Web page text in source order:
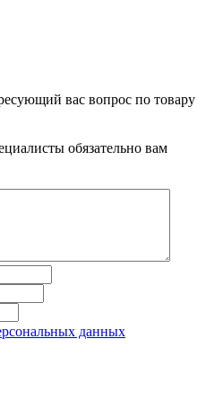
вас вопрос по товару
обязательно вам
данных